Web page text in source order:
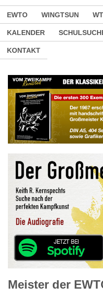
EWTO WINGTSUN
KALENDER
KONTAKT
Meister der